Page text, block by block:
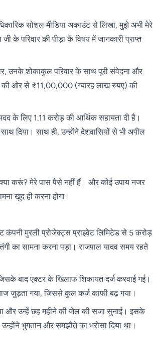
सोशल मीडिया अकाउंट से लिखा, मुझे अभी मेरे
के परिवार की पीड़ा के विषय में जानकारी प्राप्त
उनके शोकाकुल परिवार के साथ पूरी संवेदना और
की ओर से ₹11,00,000 (ग्यारह लाख रुपए) की
के लिए 1.11 करोड़ की आर्थिक सहायता दी है।
दिया। साथ ही, उन्होंने देशवासियों से भी अपील
करूं? मेरे पास पैसे नहीं हैं। और कोई उपाय नजर
खुद ही करना होगा।
कंपनी मुरली प्रोजेक्ट्स प्राइवेट लिमिटेड से 5 करोड़
का सामना करना पड़ा। राजपाल यादव समय रहते
बाद एक्टर के खिलाफ शिकायत दर्ज करवाई गई।
जुड़ता गया, जिससे कुल कर्ज काफी बढ़ गया।
और उन्हें छह महीने की जेल की सजा सुनाई। इसके
भुगतान और समझौते का भरोसा दिया था।